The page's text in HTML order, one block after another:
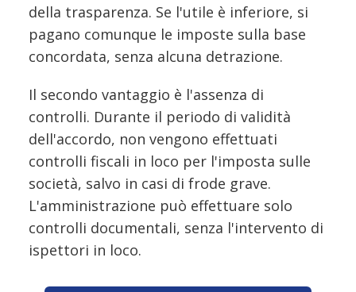
della trasparenza. Se l'utile è inferiore, si
pagano comunque le imposte sulla base
concordata, senza alcuna detrazione.
Il secondo vantaggio è l'assenza di
controlli. Durante il periodo di validità
dell'accordo, non vengono effettuati
controlli fiscali in loco per l'imposta sulle
società, salvo in casi di frode grave.
L'amministrazione può effettuare solo
controlli documentali, senza l'intervento di
ispettori in loco.